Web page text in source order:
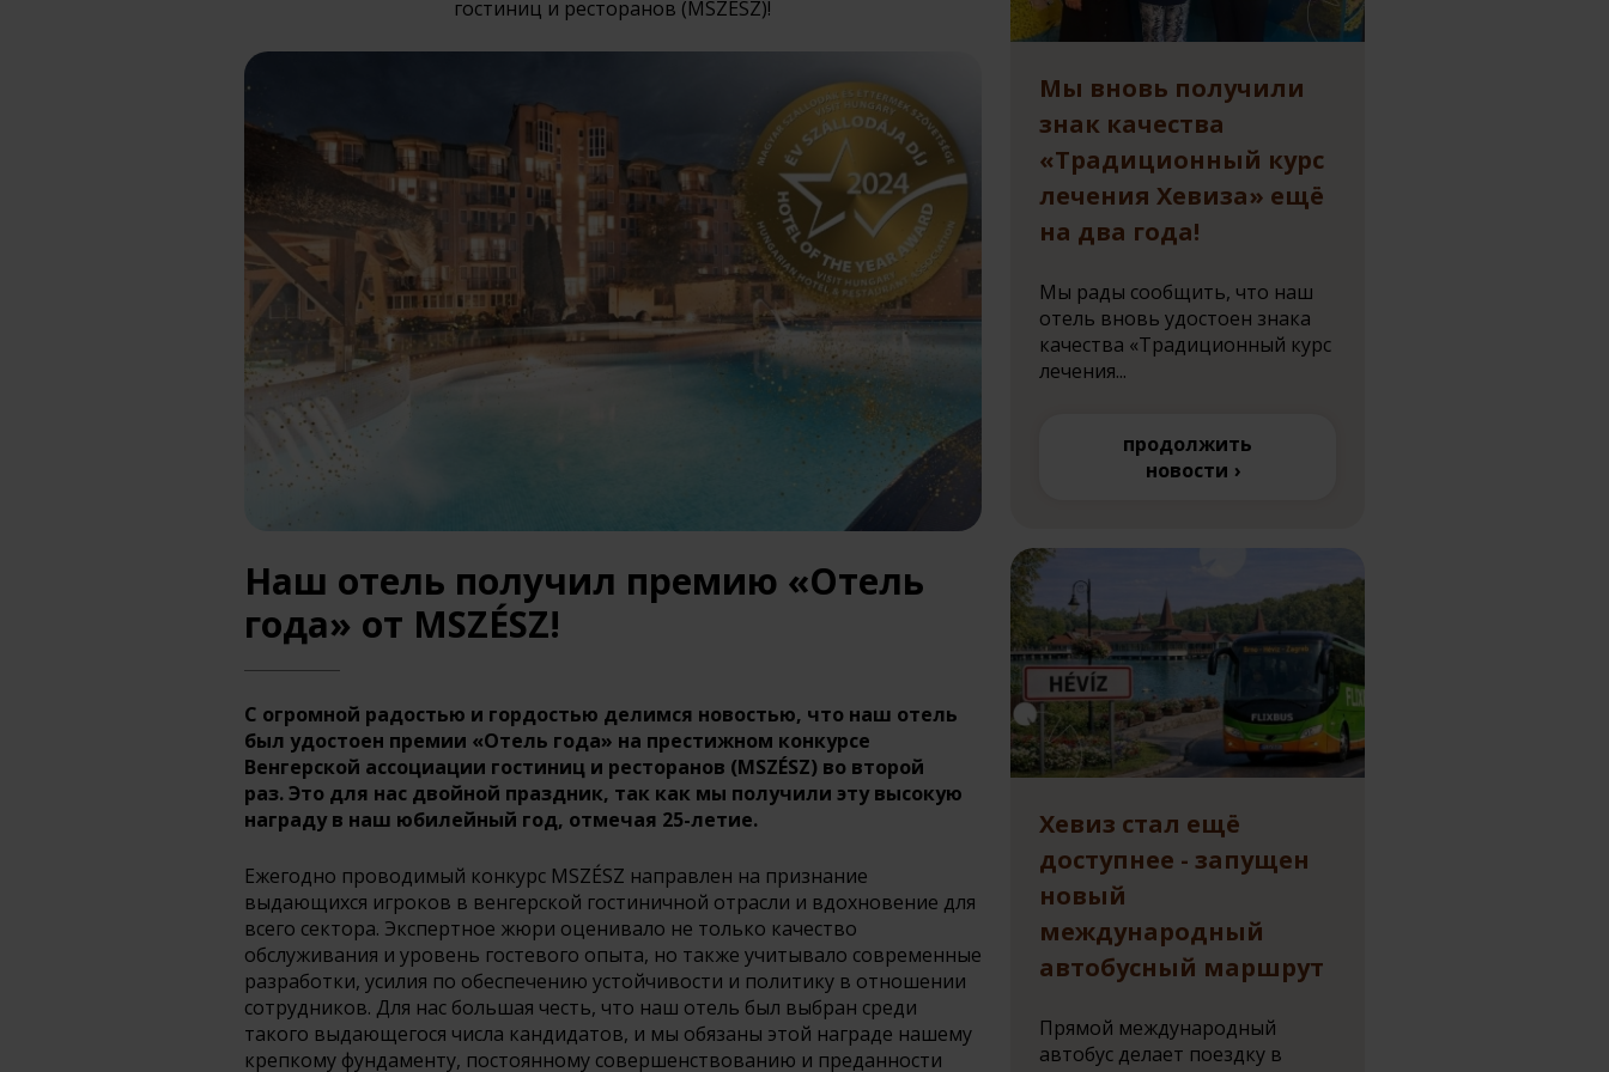
гостиниц и ресторанов (MSZÉSZ)!
Наш отель получил премию «Отель
года» от MSZÉSZ!
С огромной радостью и гордостью делимся новостью, что наш отель
был удостоен премии «Отель года» на престижном конкурсе
Венгерской ассоциации гостиниц и ресторанов (MSZÉSZ) во второй
раз. Это для нас двойной праздник, так как мы получили эту высокую
награду в наш юбилейный год, отмечая 25-летие.
Ежегодно проводимый конкурс MSZÉSZ направлен на признание
выдающихся игроков в венгерской гостиничной отрасли и вдохновение для
всего сектора. Экспертное жюри оценивало не только качество
обслуживания и уровень гостевого опыта, но также учитывало современные
разработки, усилия по обеспечению устойчивости и политику в отношении
сотрудников. Для нас большая честь, что наш отель был выбран среди
такого выдающегося числа кандидатов, и мы обязаны этой награде нашему
крепкому фундаменту, постоянному совершенствованию и преданности
Мы вновь получили
знак качества
«Традиционный курс
лечения Хевиза» ещё
на два года!
Мы рады сообщить, что наш
отель вновь удостоен знака
качества «Традиционный курс
лечения...
продолжить
новости
Хевиз стал ещё
доступнее - запущен
новый
международный
автобусный маршрут
Прямой международный
автобус делает поездку в